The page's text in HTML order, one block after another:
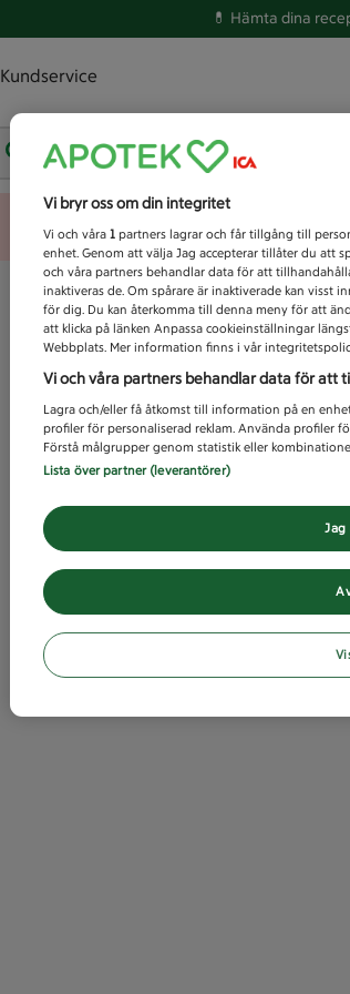
💊 Hämta dina
Kundservice
Vad letar du efter idag?
Vi bryr oss om din integritet
Vi och våra 1 partners lagrar och får tillgång till
enhet. Genom att välja Jag accepterar tillåter du att
och våra partners behandlar data för att
inaktiveras de. Om spårare är inaktiverade kan visst
för dig. Du kan återkomma till denna meny för att
att klicka på länken Anpassa cookieinställningar
Webbplats. Mer information finns i vår
Vi och våra partners behandlar data för att
Lagra och/eller få åtkomst till information på en
profiler för personaliserad reklam. Använda profiler
Förstå målgrupper genom statistik eller
Lista över partner (leverantörer)
Jag